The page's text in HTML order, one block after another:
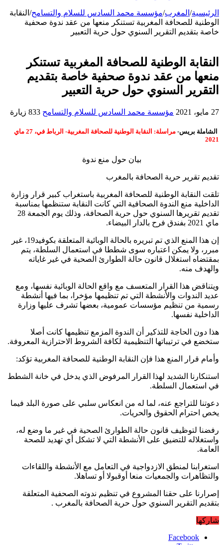
الرئيسية/ المغرب/مؤسسة محمد السادس للسلام والتسامح/ النقابة
الوطنية للصحافة المغربية تستنكر منعها من عقد ندوة صحفية
خاصة بتقديم التقرير السنوي حول حرية التعبير
النقابة الوطنية للصحافة المغربية تستنكر
منعها من عقد ندوة صحفية خاصة بتقديم
التقرير السنوي حول حرية التعبير
27 مايو، 2021 مؤسسة محمد السادس للسلام والتسامح 833 زيارة
الشاملة بريس-
مراسلة: النقابة الوطنية للصحافة المغربية- الرباط في، 27 ماي
2021
بيان حول منع ندوة
تقديم تقرير حرية الصحافة بالمغرب
تلقت النقابة الوطنية للصحافة المغربية باستغراب كبير قرار وزارة
الداخلية منع الندوة الصحافية التي كانت النقابة ستنظمها بمناسبة
تقديم تقريرها السنوي حول حرية الصحافة، وذلك يوم الجمعة 28
ماي 2021 بفندق فرح بالدار البيضاء.
إن هذا المنع الذي تم تبريره بالحالة الوبائية المتعلقة بكوفيد19، غير
مبرر، ولا يمكن اعتباره سوى شططا في استعمال السلطة، يتم
بمقتضاه استغلال قانون حالة الطوارئ الصحية في غير غاياته
والهدف منه.
ويتناقض هذا القرار المتعسف مع واقع الحالة الوبائية نفسها، ومع
عديد الندوات والأنشطة التي تم تنظيمها مؤخرا، بما فيها أنشطة
رسمية من تنظيم مؤسسات عمومية، بعضها تشرف عليها وزارة
الداخلية نفسها.
هذا دون الحاجة للتذكير أن الندوة المزمع تنظيمها كانت أصلا
ستخضع في ترتيباتها التنظيمية لكافة الشروط الاحترازية المعروفة.
وأمام قرار المنع هذا فإن النقابة الوطنية للصحافة المغربية تؤكد:
استنكارنا الشديد لهذا القرار المرفوض الذي يدخل في خانة الشطط
في استعمال السلطة.
دعوتنا للتراجع عنه، لما له من انعكاس سلبي على صورة البلد فيما
يخص احترام الحقوق والحريات.
رفضنا لتوظيف قانون حالة الطوارئ الصحية في غير ما وضع له،
واستغلاله للتضيق على الأنشطة التي لا تشكل أي تهديد للصحة
العامة.
استغرابنا لمنطق الازدواجية في التعامل مع الأنشطة واللقاءات
والتظاهرات والجمعيات منعا أوقبولا أو تساهلا.
إصرارنا على حقنا المشروع في تنظيم ندوته الصحفية المتعلقة
بتقديم التقرير السنوي حول حرية الصحافة بالمغرب .
شاركها
Facebook